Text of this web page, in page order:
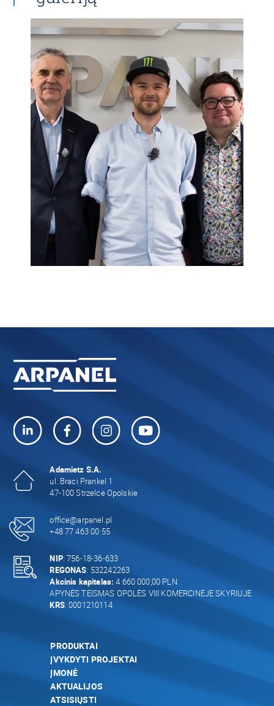
Adamietz S.A.
ul. Braci Prankel 1
47-100 Strzelce Opolskie
office@arpanel.pl
+48 77 463 00 55
NIP: 756-18-36-633
REGONAS: 532242263
Akcinis kapitalas: 4 660 000,00 PLN
APYNĖS TEISMAS OPOLĖS VIII KOMERCINĖJE SKYRIUJE
KRS: 0001210114
PRODUKTAI
ĮVYKDYTI PROJEKTAI
ĮMONĖ
AKTUALIJOS
ATSISIŲSTI